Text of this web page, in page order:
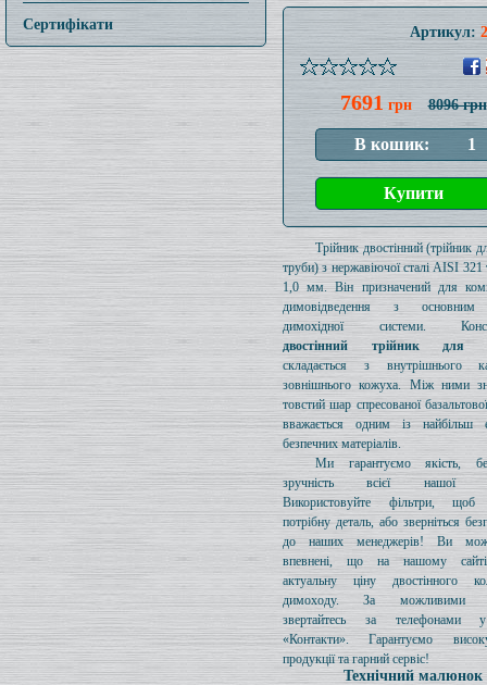
Сертифікати Артикул:
7691 грн 8096 грн
Трійник двостінний (трійник
труби) з нержавіючої сталі AISI
1,0 мм. Він призначений для
димовідведення з основним
димохідної системи.
двостінний трійник для
складається з внутрішнього
зовнішнього кожуха. Між ними
товстий шар спресованої
вважається одним із найбільш
безпечних матеріалів.
Ми гарантуємо якість,
зручність всієї нашої
Використовуйте фільтри, щоб
потрібну деталь, або зверніться
до наших менеджерів! Ви
впевнені, що на нашому
актуальну ціну двостінного
димоходу. За можливими
звертайтесь за телефонами
«Контакти». Гарантуємо
продукції та гарний сервіс!
Технічний малюнок